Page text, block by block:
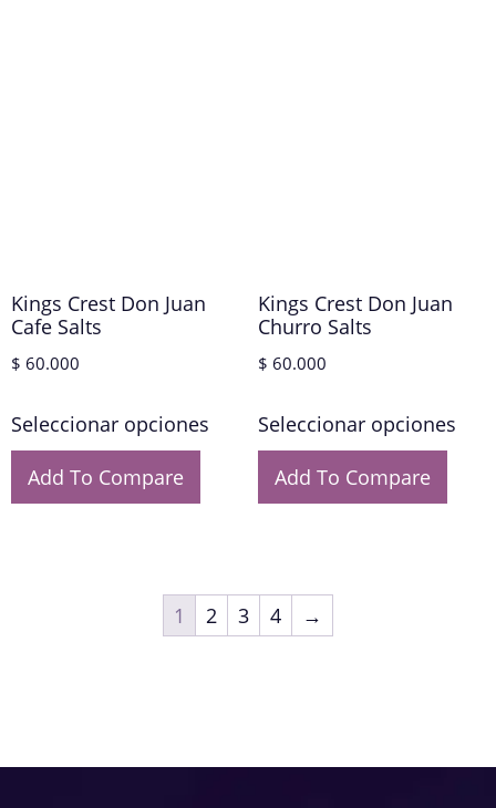
Kings Crest Don Juan
Cafe Salts
$ 60.000
Seleccionar opciones
Add To Compare
Kings Crest Don Juan
Churro Salts
$ 60.000
Seleccionar opciones
Add To Compare
1 2 3 4 →